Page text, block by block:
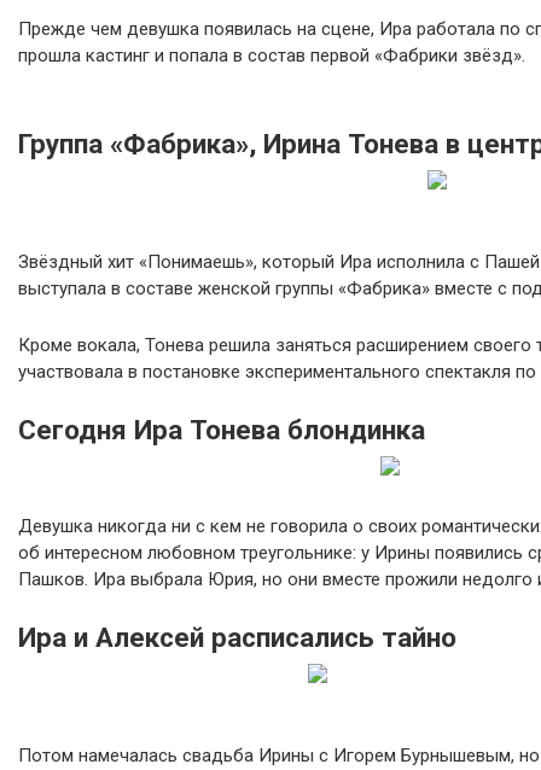
Прежде чем девушка появилась на сцене, Ира работала по
прошла кастинг и попала в состав первой «Фабрики звёзд».
Группа «Фабрика», Ирина Тонева в
Звёздный хит «Понимаешь», который Ира исполнила с Пашей
выступала в составе женской группы «Фабрика» вместе с
Кроме вокала, Тонева решила заняться расширением своего
участвовала в постановке экспериментального спектакля
Сегодня Ира Тонева блондинка
Девушка никогда ни с кем не говорила о своих
об интересном любовном треугольнике: у Ирины появились
Пашков. Ира выбрала Юрия, но они вместе прожили недолго
Ира и Алексей расписались тайно
Потом намечалась свадьба Ирины с Игорем Бурнышевым,